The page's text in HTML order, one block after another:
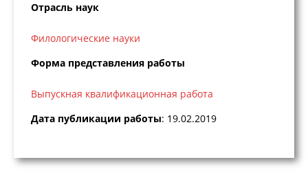
Отрасль наук
Филологические науки
Форма представления работы
Выпускная квалификационная работа
Дата публикации работы: 19.02.2019